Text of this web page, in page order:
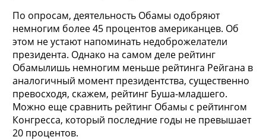
По опросам, деятельность Обамы одобряют
немногим более 45 процентов американцев. Об
этом не устают напоминать недоброжелатели
президента. Однако на самом деле рейтинг
Обамылишь немногим меньше рейтинга Рейгана в
аналогичный момент президентства, существенно
превосходя, скажем, рейтинг Буша-младшего.
Можно еще сравнить рейтинг Обамы с рейтингом
Конгресса, который последние годы не превышает
20 процентов.